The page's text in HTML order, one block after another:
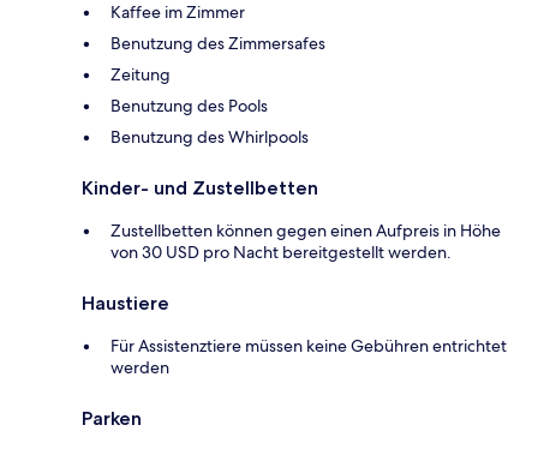
Kaffee im Zimmer
Benutzung des Zimmersafes
Zeitung
Benutzung des Pools
Benutzung des Whirlpools
Kinder- und Zustellbetten
Zustellbetten können gegen einen Aufpreis in Höhe
von 30 USD pro Nacht bereitgestellt werden.
Haustiere
Für Assistenztiere müssen keine Gebühren entrichtet
werden
Parken